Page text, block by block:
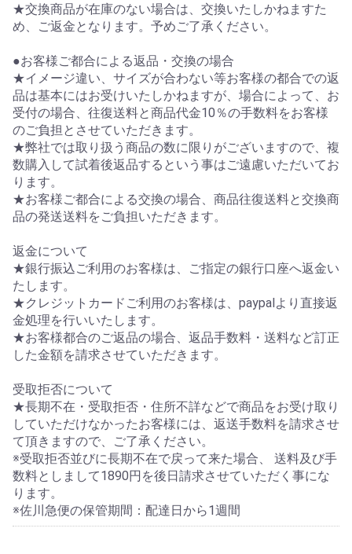
★交換商品が在庫のない場合は、交換いたしかねますた
め、ご返金となります。予めご了承ください。
●お客様ご都合による返品・交換の場合
★イメージ違い、サイズが合わない等お客様の都合での返
品は基本にはお受けいたしかねますが、場合によって、お
受付の場合、往復送料と商品代金10％の手数料をお客様
のご負担とさせていただきます。
★弊社では取り扱う商品の数に限りがございますので、複
数購入して試着後返品するという事はご遠慮いただいてお
ります。
★お客様ご都合による交換の場合、商品往復送料と交換商
品の発送送料をご負担いただきます。
返金について
★銀行振込ご利用のお客様は、ご指定の銀行口座へ返金い
たします。
★クレジットカードご利用のお客様は、paypalより直接返
金処理を行いいたします。
★お客様都合のご返品の場合、返品手数料・送料など訂正
した金額を請求させていただきます。
受取拒否について
★長期不在・受取拒否・住所不詳などで商品をお受け取り
していただけなかったお客様には、返送手数料を請求させ
て頂きますので、ご了承ください。
※受取拒否並びに長期不在で戻って来た場合、 送料及び手
数料としまして1890円を後日請求させていただく事にな
ります。
※佐川急便の保管期間：配達日から1週間